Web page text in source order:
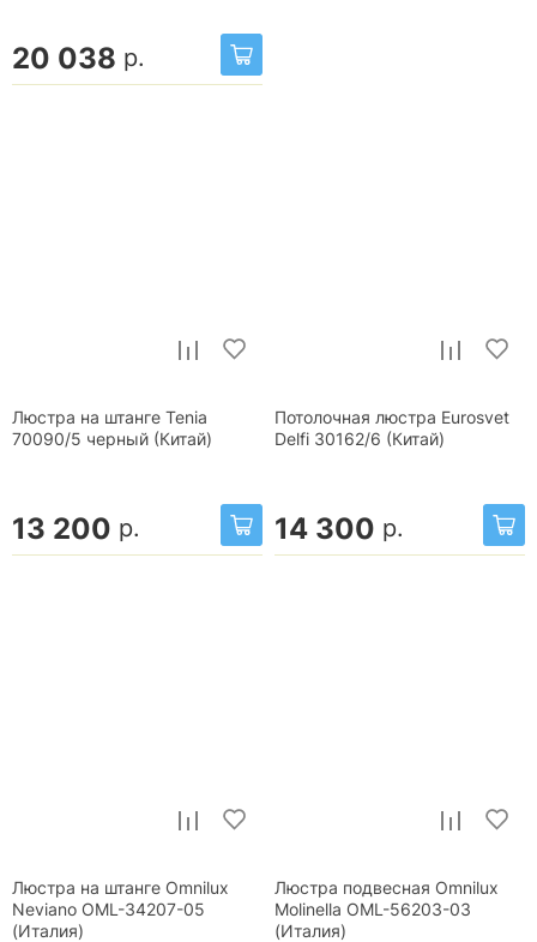
20 038 р.
Люстра на штанге Tenia
70090/5 черный (Китай)
13 200 р.
Потолочная люстра Eurosvet
Delfi 30162/6 (Китай)
14 300 р.
Люстра на штанге Omnilux
Neviano OML-34207-05
(Италия)
Люстра подвесная Omnilux
Molinella OML-56203-03
(Италия)